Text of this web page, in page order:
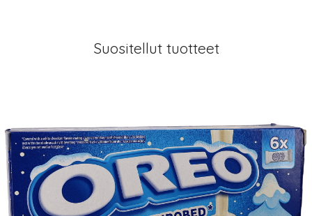
Suositellut tuotteet